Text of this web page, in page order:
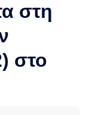
στη
στο